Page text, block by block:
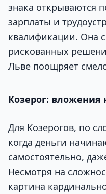
знака открываются
зарплаты и
квалификации. Она
рискованных
Льве поощряет
Козерог: вложения
Для Козерогов, по
когда деньги
самостоятельно,
Несмотря на
картина